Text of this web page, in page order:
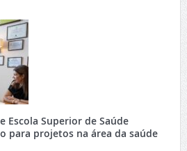
Escola Superior de Saúde
para projetos na área da saúde